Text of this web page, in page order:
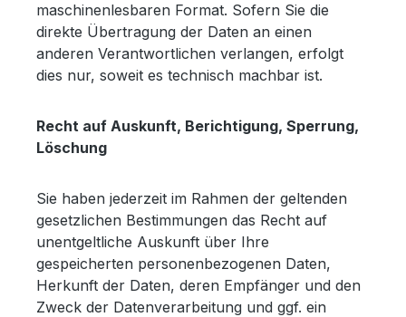
maschinenlesbaren Format. Sofern Sie die
direkte Übertragung der Daten an einen
anderen Verantwortlichen verlangen, erfolgt
dies nur, soweit es technisch machbar ist.
Recht auf Auskunft, Berichtigung, Sperrung,
Löschung
Sie haben jederzeit im Rahmen der geltenden
gesetzlichen Bestimmungen das Recht auf
unentgeltliche Auskunft über Ihre
gespeicherten personenbezogenen Daten,
Herkunft der Daten, deren Empfänger und den
Zweck der Datenverarbeitung und ggf. ein